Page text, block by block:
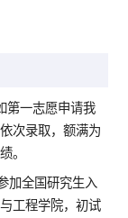
第一志愿申请我
次录取，额满为
。
加全国研究生入
工程学院，初试